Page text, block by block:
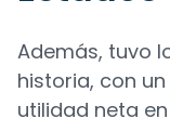
Además, tuvo
historia, con
utilidad neta